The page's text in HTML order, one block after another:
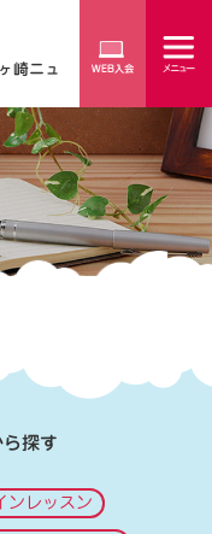
崎ニュ
探す
ンレッスン